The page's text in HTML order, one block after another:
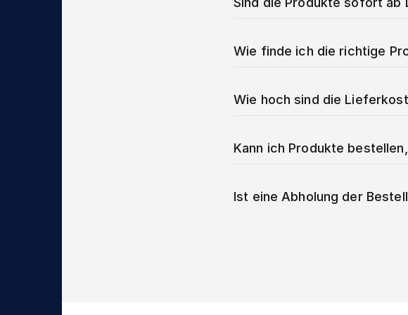
Wie finde ich die richtige
Wie hoch sind die
Kann ich Produkte
Ist eine Abholung der